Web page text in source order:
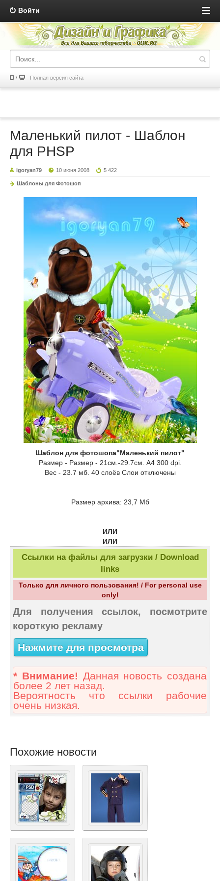
Войти
Полная версия сайта
Маленький пилот - Шаблон
для PHSP
igoryan79 10 июня 2008 5 422
Шаблоны для Фотошоп
Шаблон для фотошопа"Маленький пилот"
Размер - Размер - 21см.-29.7см. А4 300 dpi.
Вес - 23.7 мб. 40 слоёв Слои отключены
Размер архива: 23,7 Мб
ИЛИ
ИЛИ
Ссылки на файлы для загрузки / Download
links
Только для личного пользования! / For personal use
only!
Для получения ссылок, посмотрите
короткую рекламу
Нажмите для просмотра
* Внимание! Данная новость создана
более 2 лет назад.
Вероятность что ссылки рабочие
очень низкая.
Похожие новости